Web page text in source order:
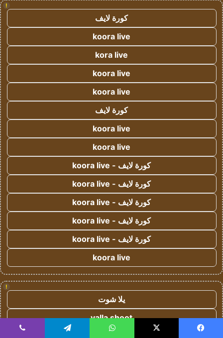
!
كورة لايف
koora live
kora live
koora live
koora live
كورة لايف
koora live
koora live
كورة لايف - koora live
كورة لايف - koora live
كورة لايف - koora live
كورة لايف - koora live
كورة لايف - koora live
koora live
!
يلا شوت
yalla shoot